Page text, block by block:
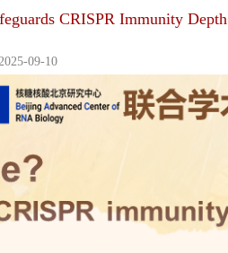
CRISPR Immunity Depth
09-10